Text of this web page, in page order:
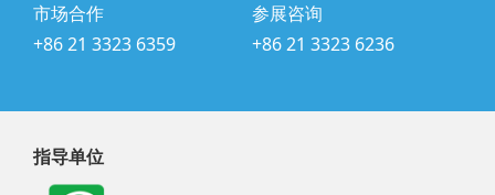
市场合作
+86 21 3323 6359
参展咨询
+86 21 3323 6236
指导单位